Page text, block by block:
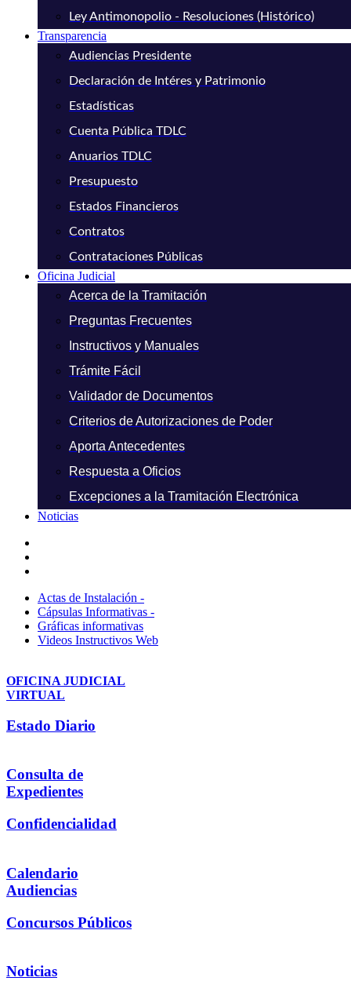
Ley Antimonopolio - Resoluciones (Histórico)
Transparencia
Audiencias Presidente
Declaración de Intéres y Patrimonio
Estadísticas
Cuenta Pública TDLC
Anuarios TDLC
Presupuesto
Estados Financieros
Contratos
Contrataciones Públicas
Oficina Judicial
Acerca de la Tramitación
Preguntas Frecuentes
Instructivos y Manuales
Trámite Fácil
Validador de Documentos
Criterios de Autorizaciones de Poder
Aporta Antecedentes
Respuesta a Oficios
Excepciones a la Tramitación Electrónica
Noticias
Actas de Instalación -
Cápsulas Informativas -
Gráficas informativas
Videos Instructivos Web
OFICINA JUDICIAL
VIRTUAL
Estado Diario
Consulta de
Expedientes
Confidencialidad
Calendario
Audiencias
Concursos Públicos
Noticias